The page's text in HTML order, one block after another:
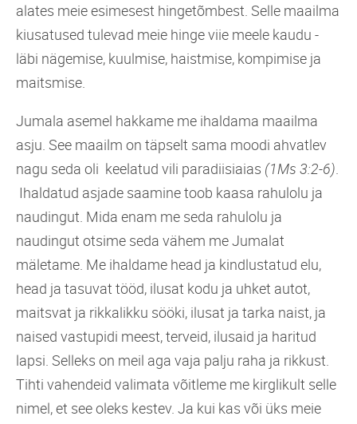
alates meie esimesest hingetõmbest. Selle maailma
kiusatused tulevad meie hinge viie meele kaudu -
läbi nägemise, kuulmise, haistmise, kompimise ja
maitsmise.
Jumala asemel hakkame me ihaldama maailma
asju. See maailm on täpselt sama moodi ahvatlev
nagu seda oli keelatud vili paradiisiaias (1Ms 3:2-6).
Ihaldatud asjade saamine toob kaasa rahulolu ja
naudingut. Mida enam me seda rahulolu ja
naudingut otsime seda vähem me Jumalat
mäletame. Me ihaldame head ja kindlustatud elu,
head ja tasuvat tööd, ilusat kodu ja uhket autot,
maitsvat ja rikkalikku sööki, ilusat ja tarka naist, ja
naised vastupidi meest, terveid, ilusaid ja haritud
lapsi. Selleks on meil aga vaja palju raha ja rikkust.
Tihti vahendeid valimata võitleme me kirglikult selle
nimel, et see oleks kestev. Ja kui kas või üks meie